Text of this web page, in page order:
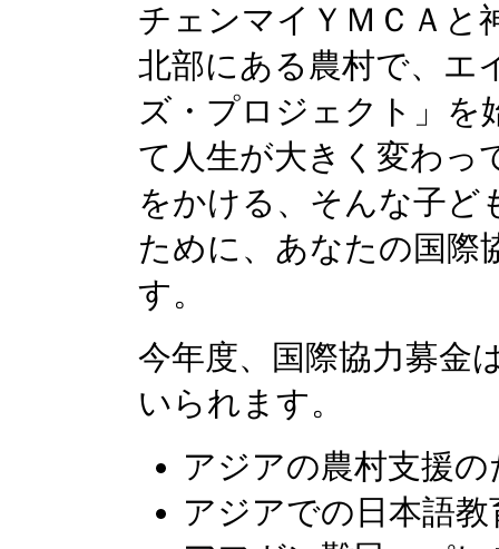
チェンマイＹＭＣＡと
北部にある農村で、エ
ズ・プロジェクト」を
て人生が大きく変わっ
をかける、そんな子ど
ために、あなたの国際
す。
今年度、国際協力募金
いられます。
アジアの農村支援
アジアでの日本語